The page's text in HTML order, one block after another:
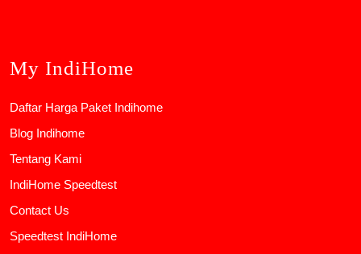
My IndiHome
Daftar Harga Paket Indihome
Blog Indihome
Tentang Kami
IndiHome Speedtest
Contact Us
Speedtest IndiHome